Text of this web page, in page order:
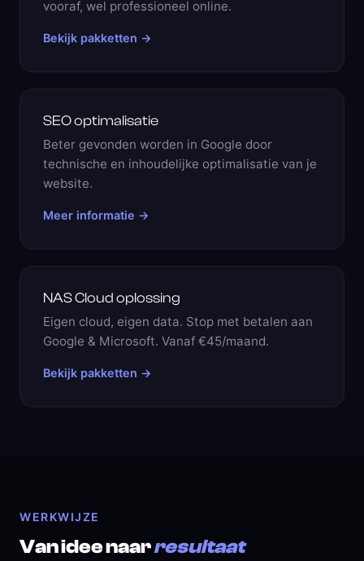
vooraf, wel professioneel online.
Bekijk pakketten →
SEO optimalisatie
Beter gevonden worden in Google door
technische en inhoudelijke optimalisatie van je
website.
Meer informatie →
NAS Cloud oplossing
Eigen cloud, eigen data. Stop met betalen aan
Google & Microsoft. Vanaf €45/maand.
Bekijk pakketten →
WERKWIJZE
Van idee naarresultaat